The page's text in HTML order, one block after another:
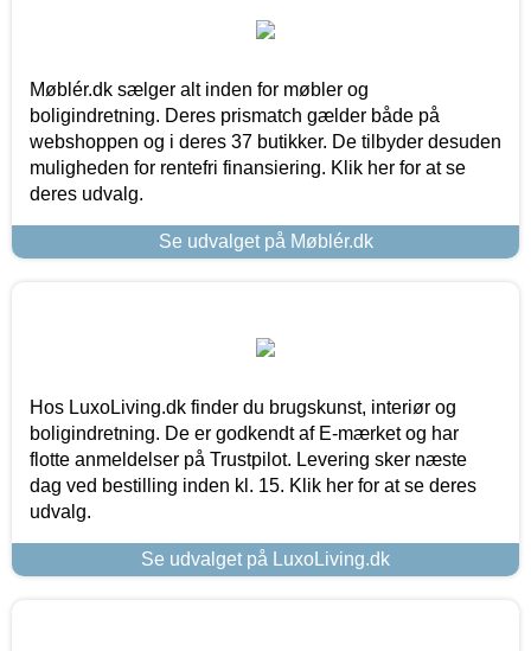
Møblér.dk sælger alt inden for møbler og
boligindretning. Deres prismatch gælder både på
webshoppen og i deres 37 butikker. De tilbyder desuden
muligheden for rentefri finansiering. Klik her for at se
deres udvalg.
Se udvalget på Møblér.dk
Hos LuxoLiving.dk finder du brugskunst, interiør og
boligindretning. De er godkendt af E-mærket og har
flotte anmeldelser på Trustpilot. Levering sker næste
dag ved bestilling inden kl. 15. Klik her for at se deres
udvalg.
Se udvalget på LuxoLiving.dk